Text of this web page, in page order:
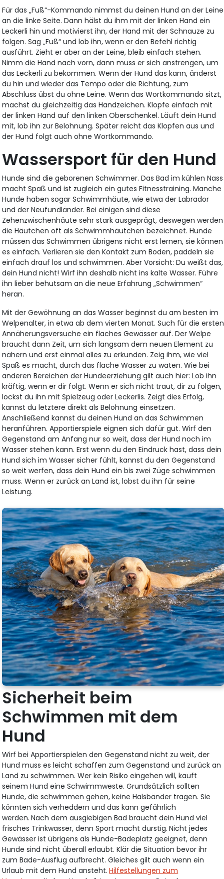
Für das „Fuß“-Kommando nimmst du deinen Hund an der Leine
an die linke Seite. Dann hälst du ihm mit der linken Hand ein
Leckerli hin und motivierst ihn, der Hand mit der Schnauze zu
folgen. Sag „Fuß“ und lob ihn, wenn er den Befehl richtig
ausführt. Zieht er aber an der Leine, bleib einfach stehen.
Nimm die Hand nach vorn, dann muss er sich anstrengen, um
das Leckerli zu bekommen. Wenn der Hund das kann, änderst
du hin und wieder das Tempo oder die Richtung, zum
Abschluss übst du ohne Leine. Wenn das Wortkommando sitzt,
machst du gleichzeitig das Handzeichen. Klopfe einfach mit
der linken Hand auf den linken Oberschenkel. Läuft dein Hund
mit, lob ihn zur Belohnung. Später reicht das Klopfen aus und
der Hund folgt auch ohne Wortkommando.
Wassersport für den Hund
Hunde sind die geborenen Schwimmer. Das Bad im kühlen Nass
macht Spaß und ist zugleich ein gutes Fitnesstraining. Manche
Hunde haben sogar Schwimmhäute, wie etwa der Labrador
und der Neufundländer. Bei einigen sind diese
Zehenzwischenhäute sehr stark ausgeprägt, deswegen werden
die Häutchen oft als Schwimmhäutchen bezeichnet. Hunde
müssen das Schwimmen übrigens nicht erst lernen, sie können
es einfach. Verlieren sie den Kontakt zum Boden, paddeln sie
einfach drauf los und schwimmen. Aber Vorsicht: Du weißt das,
dein Hund nicht! Wirf ihn deshalb nicht ins kalte Wasser. Führe
ihn lieber behutsam an die neue Erfahrung „Schwimmen“
heran.
Mit der Gewöhnung an das Wasser beginnst du am besten im
Welpenalter, in etwa ab dem vierten Monat. Such für die ersten
Annäherungsversuche ein flaches Gewässer auf. Der Welpe
braucht dann Zeit, um sich langsam dem neuen Element zu
nähern und erst einmal alles zu erkunden. Zeig ihm, wie viel
Spaß es macht, durch das flache Wasser zu waten. Wie bei
anderen Bereichen der Hundeerziehung gilt auch hier: Lob ihn
kräftig, wenn er dir folgt. Wenn er sich nicht traut, dir zu folgen,
lockst du ihn mit Spielzeug oder Leckerlis. Zeigt dies Erfolg,
kannst du letztere direkt als Belohnung einsetzen.
Anschließend kannst du deinen Hund an das Schwimmen
heranführen. Apportierspiele eignen sich dafür gut. Wirf den
Gegenstand am Anfang nur so weit, dass der Hund noch im
Wasser stehen kann. Erst wenn du den Eindruck hast, dass dein
Hund sich im Wasser sicher fühlt, kannst du den Gegenstand
so weit werfen, dass dein Hund ein bis zwei Züge schwimmen
muss. Wenn er zurück an Land ist, lobst du ihn für seine
Leistung.
Sicherheit beim
Schwimmen mit dem
Hund
Wirf bei Apportierspielen den Gegenstand nicht zu weit, der
Hund muss es leicht schaffen zum Gegenstand und zurück an
Land zu schwimmen. Wer kein Risiko eingehen will, kauft
seinem Hund eine Schwimmweste. Grundsätzlich sollten
Hunde, die schwimmen gehen, keine Halsbänder tragen. Sie
könnten sich verheddern und das kann gefährlich
werden. Nach dem ausgiebigen Bad braucht dein Hund viel
frisches Trinkwasser, denn Sport macht durstig. Nicht jedes
Gewässer ist übrigens als Hunde-Badeplatz geeignet, denn
Hunde sind nicht überall erlaubt. Klär die Situation bevor ihr
zum Bade-Ausflug aufbrecht. Gleiches gilt auch wenn ein
Urlaub mit dem Hund ansteht. Hilfestellungen zum